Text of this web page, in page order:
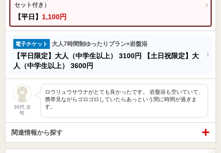
セット付き）
【平日】 1,100円
電子チケット 大人7時間制ゆったりプラン+岩盤浴
【平日限定】大人（中学生以上） 3100円
【土日祝限定】大
人（中学生以上） 3600円
30代 女
性
ロウリュウサウナがとても良かったです。 岩盤浴も空いていて、
携帯見ながらゴロゴロしていたらあっという間に時間が過ぎま
す。
関連情報から探す